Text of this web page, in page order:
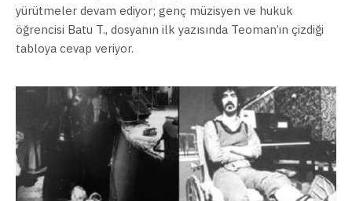
yürütmeler devam ediyor; genç müzisyen ve hukuk
öğrencisi Batu T., dosyanın ilk yazısında Teoman’ın çizdiği
tabloya cevap veriyor.